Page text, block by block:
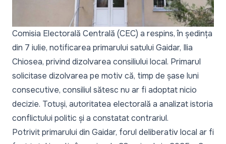
Comisia Electorală Centrală (CEC) a respins, în ședința
din 7 iulie, notificarea primarului satului Gaidar, Ilia
Chiosea, privind dizolvarea consiliului local. Primarul
solicitase dizolvarea pe motiv că, timp de șase luni
consecutive, consiliul sătesc nu ar fi adoptat nicio
decizie. Totuși, autoritatea electorală a analizat istoria
conflictului politic și a constatat contrariul.
Potrivit primarului din Gaidar, forul deliberativ local ar fi